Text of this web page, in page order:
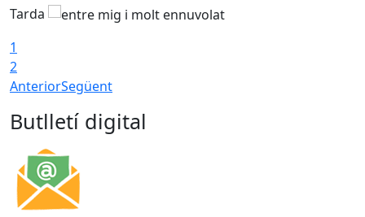
Tarda
1
2
AnteriorSegüent
Butlletí digital